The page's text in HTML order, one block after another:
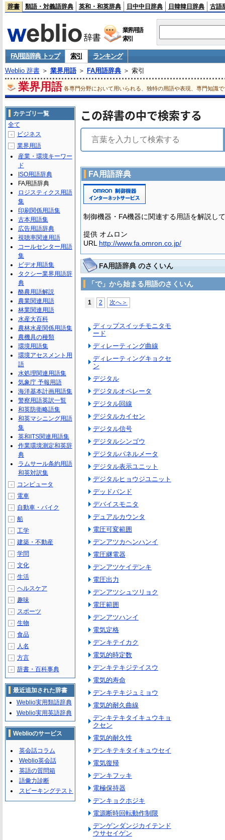
辞書 類語・対義語辞典 英和・和英辞典 日中中日辞典 日韓韓日辞典 古語
業界用語
索引
FA用語辞典 トップ 索引
ランキング
Weblio 辞書＞ 業界用語＞ FA用語辞典＞ 索引
業界用語 各専門分野において用いられる、独特の用語や表現、専門知識で
この辞書の中で検索する
FA用語辞典
制御機器・FA機器に関連する用語を解説し
提供 オムロン
URL http://www.fa.omron.co.jp/
FA用語辞典 のさくいん
「で」から始まる用語のさくいん
1 2 次へ＞
ディップスイッチモニタモ
ード
ディレーティング曲線
ディレーティングキョクセ
ン
デジタル
デジタルオペレータ
デジタル回線
デジタルカイセン
デジタル信号
デジタルシンゴウ
デジタルパネルメータ
デジタル表示ユニット
デジタルヒョウジユニット
デッドバンド
デバイスモニタ
デュアルカウンタ
電圧可変範囲
デンアツカヘンハンイ
電圧継電器
デンアツケイデンキ
電圧出力
デンアツシュツリョク
電圧範囲
デンアツハンイ
電気定格
デンキテイカク
電気的時定数
デンキテキジテイスウ
電気的寿命
デンキテキジュミョウ
電気的耐久曲線
デンキテキタイキュウキョ
クセン
電気的耐久性
デンキテキタイキュウセイ
電気復帰
デンキフッキ
電極保持器
デンキョクホジキ
電源断時回転動作制限
デンゲンダンジカイテンド
ウサセイゲン
カテゴリ一覧
全て
＋ ビジネス
－
業界用語
産業・環境キーワー
ド
ISO用語辞典
FA用語辞典
ロジスティクス用語
集
印刷関係用語集
古本用語集
広告用語辞典
視聴率関連用語
コールセンター用語
集
ビデオ用語集
タクシー業界用語辞
典
酪農用語解説
農業関連用語
林業関連用語
水産大百科
農林水産関係用語集
農機具の種類
環境用語集
環境アセスメント用
語
水処理関連用語集
気象庁 予報用語
海洋基本計画用語集
警察用語英訳一覧
和英防衛略語集
和英マシニング用語
集
英和ITS関連用語集
作業環境測定和英辞
典
ラムサール条約用語
和英対訳集
＋ コンピュータ
＋ 電車
＋ 自動車・バイク
＋ 船
＋ 工学
＋ 建築・不動産
＋ 学問
＋ 文化
＋ 生活
＋ ヘルスケア
＋ 趣味
＋ スポーツ
＋ 生物
＋ 食品
＋ 人名
＋ 方言
＋ 辞書・百科事典
最近追加された辞書
Weblio実用類語辞典
Weblio実用英語辞典
Weblioのサービス
英会話コラム
Weblio英会話
英語の質問箱
語彙力診断
スピーキングテスト